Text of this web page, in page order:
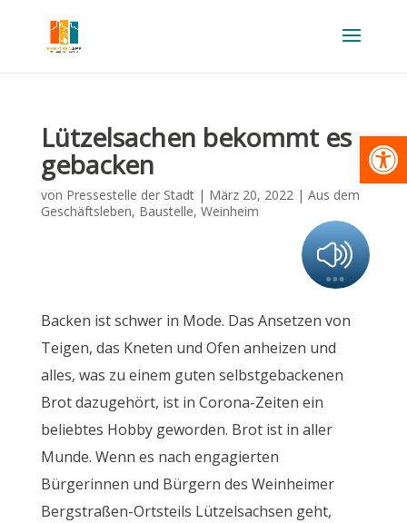
Lützelsachen bekommt es
gebacken
von Pressestelle der Stadt| März 20, 2022| Aus dem
Geschäftsleben, Baustelle, Weinheim
Backen ist schwer in Mode. Das Ansetzen von
Teigen, das Kneten und Ofen anheizen und
alles, was zu einem guten selbstgebackenen
Brot dazugehört, ist in Corona-Zeiten ein
beliebtes Hobby geworden. Brot ist in aller
Munde. Wenn es nach engagierten
Bürgerinnen und Bürgern des Weinheimer
Bergstraßen-Ortsteils Lützelsachsen geht,